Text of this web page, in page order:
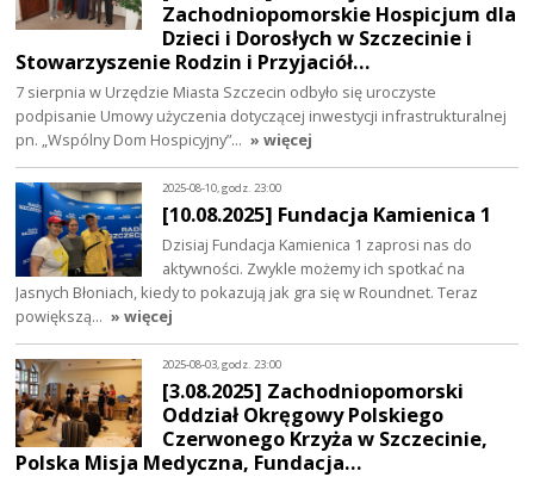
Zachodniopomorskie Hospicjum dla
Dzieci i Dorosłych w Szczecinie i
Stowarzyszenie Rodzin i Przyjaciół…
7 sierpnia w Urzędzie Miasta Szczecin odbyło się uroczyste
podpisanie Umowy użyczenia dotyczącej inwestycji infrastrukturalnej
pn. „Wspólny Dom Hospicyjny”… » więcej
2025-08-10, godz. 23:00
[10.08.2025] Fundacja Kamienica 1
Dzisiaj Fundacja Kamienica 1 zaprosi nas do
aktywności. Zwykle możemy ich spotkać na
Jasnych Błoniach, kiedy to pokazują jak gra się w Roundnet. Teraz
powiększą… » więcej
2025-08-03, godz. 23:00
[3.08.2025] Zachodniopomorski
Oddział Okręgowy Polskiego
Czerwonego Krzyża w Szczecinie,
Polska Misja Medyczna, Fundacja…